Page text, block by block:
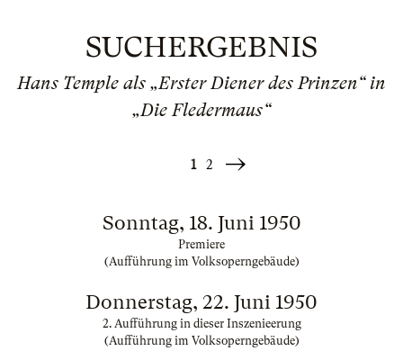
SUCHERGEBNIS
Hans Temple als „Erster Diener des Prinzen“ in
„Die Fledermaus“
1 2
Weiter
Sonntag, 18. Juni 1950
Premiere
(Aufführung im Volksoperngebäude)
Donnerstag, 22. Juni 1950
2. Aufführung in dieser Inszenieerung
(Aufführung im Volksoperngebäude)